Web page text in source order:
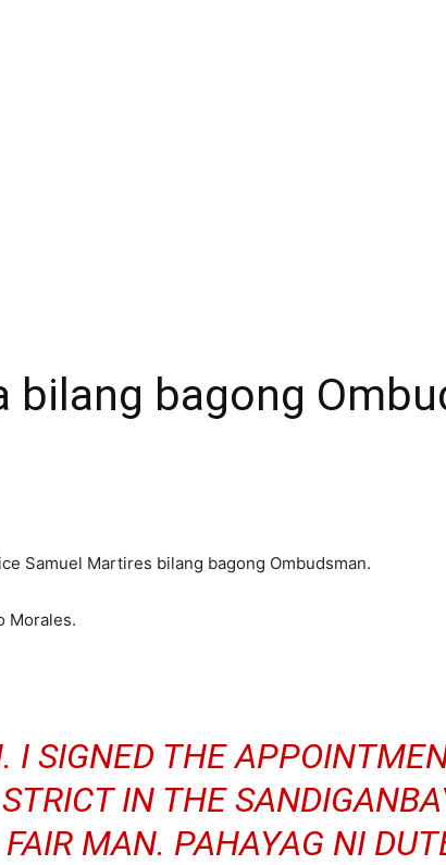
bagong
Samuel Martires bilang bagong Ombudsman.
Morales.
I SIGNED THE
IN THE
MAN. PAHAYAG NI